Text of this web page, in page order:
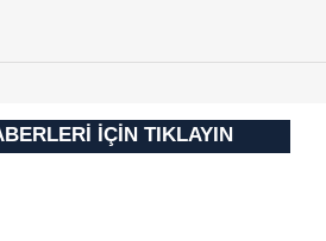
İÇİN TIKLAYIN